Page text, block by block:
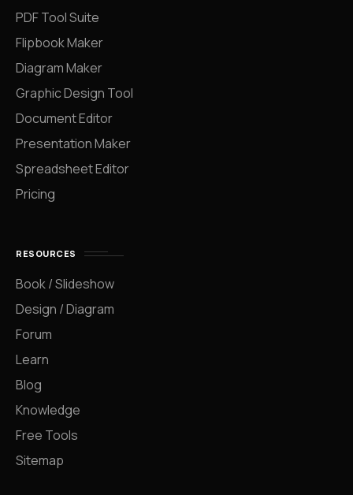
PDF Tool Suite
Flipbook Maker
Diagram Maker
Graphic Design Tool
Document Editor
Presentation Maker
Spreadsheet Editor
Pricing
RESOURCES
Book / Slideshow
Design / Diagram
Forum
Learn
Blog
Knowledge
Free Tools
Sitemap